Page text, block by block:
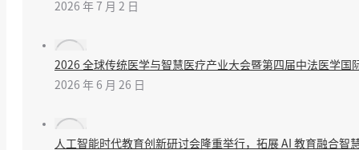
2026 年 7 月 2 日
2026 全球传统医学与智慧医疗产业大会暨第四届中法医学国
2026 年 6 月 26 日
人工智能时代教育创新研讨会隆重举行，拓展 AI 教育融合智